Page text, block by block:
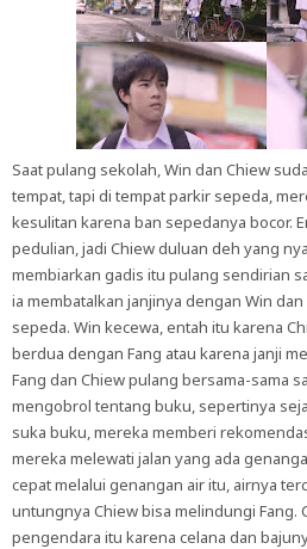
Saat pulang sekolah, Win dan Chiew
tempat, tapi di tempat parkir sepeda,
kesulitan karena ban sepedanya bocor.
pedulian, jadi Chiew duluan deh yang
membiarkan gadis itu pulang sendirian
ia membatalkan janjinya dengan Win
sepeda. Win kecewa, entah itu karena
berdua dengan Fang atau karena janji
Fang dan Chiew pulang bersama-sama
mengobrol tentang buku, sepertinya
suka buku, mereka memberi
mereka melewati jalan yang ada
cepat melalui genangan air itu, airnya
untungnya Chiew bisa melindungi Fang.
pengendara itu karena celana dan